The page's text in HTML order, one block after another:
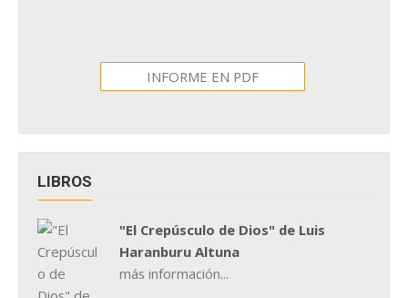
INFORME EN PDF
LIBROS
"El Crepúsculo de Dios" de Luis
Haranburu Altuna
más información...